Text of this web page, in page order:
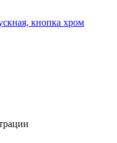
кнопка хром